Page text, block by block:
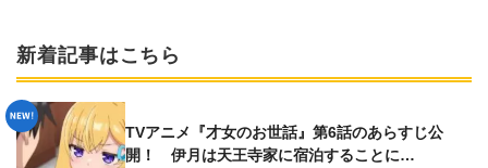
新着記事はこちら
TVアニメ『才女のお世話』第6話のあらすじ公
開！ 伊月は天王寺家に宿泊することに…